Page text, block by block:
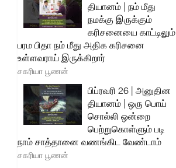
தியானம் | நம் மீது
நமக்கு இருக்கும்
கரிசனையை காட்டிலும்
பரம பிதா நம் மீது அதிக கரிசனை
உள்ளவராய் இருக்கிறார்
சகரியா பூணன்
பிப்ரவரி 26 | அனுதின
தியானம் | ஒரு பொய்
சொல்லி ஒன்றை
பெற்றுகொள்ளும் படி
நாம் சாத்தானை வணங்கிட வேண்டாம்
சகரியா பூணன்